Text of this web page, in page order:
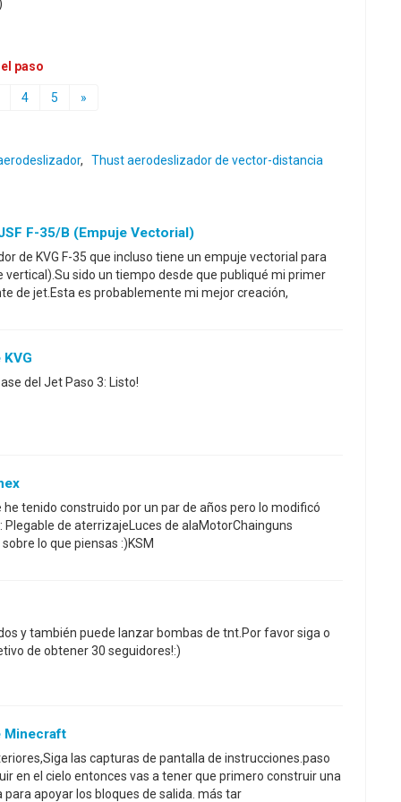
paso
4 5 »
, Thust aerodeslizador de vector-distancia
F-35/B (empuje Vectorial)
de KVG F-35 que incluso tiene un empuje vectorial para
vertical).Su sido un tiempo desde que publiqué mi primer
de jet.Esta es probablemente mi mejor creación,
del Jet Paso 3: Listo!
tenido construido por un par de años pero lo modificó
Plegable de aterrizajeLuces de alaMotorChainguns
lo que piensas :)KSM
y también puede lanzar bombas de tnt.Por favor siga o
de obtener 30 seguidores!:)
Minecraft
las capturas de pantalla de instrucciones.paso
en el cielo entonces vas a tener que primero construir una
apoyar los bloques de salida. más tar